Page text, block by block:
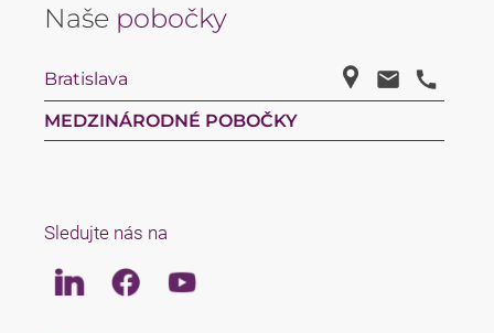
Naše pobočky
Bratislava
MEDZINÁRODNÉ POBOČKY
Sledujte nás na
LinkedinFacebookYoutube